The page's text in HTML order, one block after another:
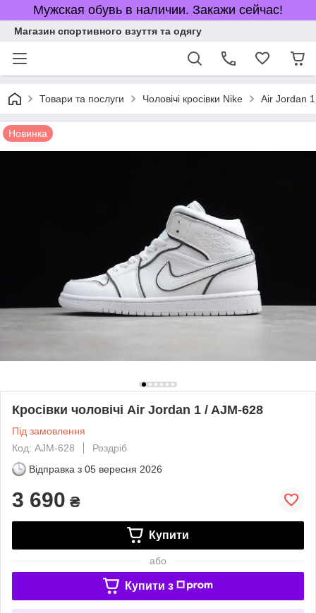
Мужская обувь в наличии. Закажи сейчас!
Магазин спортивного взуття та одягу
Товари та послуги Чоловічі кросівки Nike Air Jordan 1
Новинка
Кросівки чоловічі Air Jordan 1 / AJM-628
Під замовлення
Код: AJM-628
Роздріб
Відправка з 05 вересня 2026
3 690 ₴
Купити
або
Купити з